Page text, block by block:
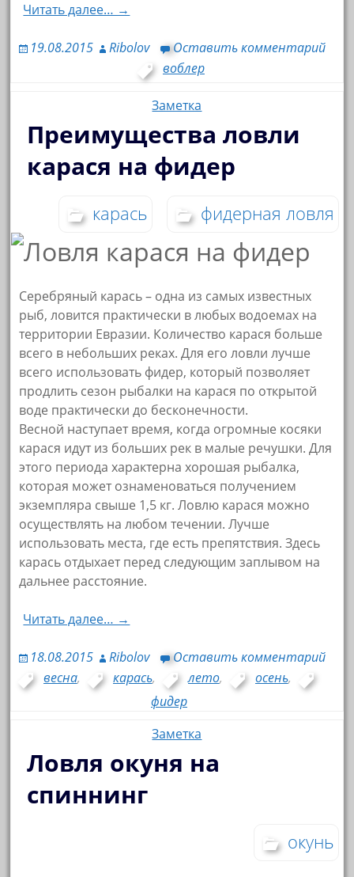
Читать далее… →
19.08.2015 Ribolov
Оставить комментарий
воблер
Заметка
Преимущества ловли
карася на фидер
карась фидерная ловля
Серебряный карась – одна из самых известных
рыб, ловится практически в любых водоемах на
территории Евразии. Количество карася больше
всего в небольших реках. Для его ловли лучше
всего использовать фидер, который позволяет
продлить сезон рыбалки на карася по открытой
воде практически до бесконечности.
Весной наступает время, когда огромные косяки
карася идут из больших рек в малые речушки. Для
этого периода характерна хорошая рыбалка,
которая может ознаменоваться получением
экземпляра свыше 1,5 кг. Ловлю карася можно
осуществлять на любом течении. Лучше
использовать места, где есть препятствия. Здесь
карась отдыхает перед следующим заплывом на
дальнее расстояние.
Читать далее… →
18.08.2015 Ribolov
Оставить комментарий
весна, карась, лето, осень,
фидер
Заметка
Ловля окуня на
спиннинг
окунь